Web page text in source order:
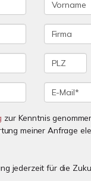
zur Kenntnis
meiner Anfrage
jederzeit für die